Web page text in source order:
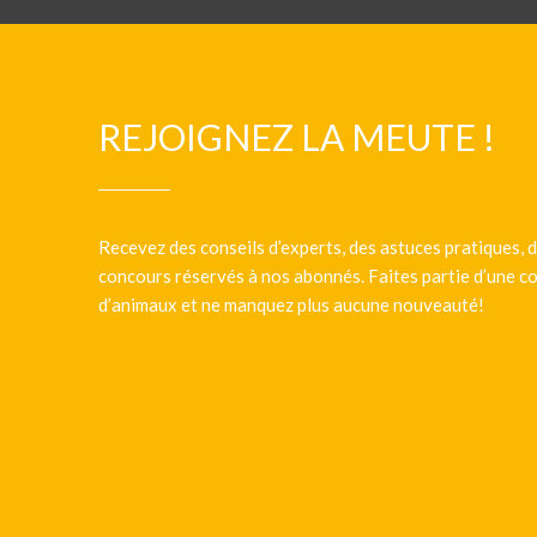
REJOIGNEZ LA MEUTE !
Recevez des conseils d’experts, des astuces
concours réservés à nos abonnés. Faites partie d’une
d’animaux et ne manquez plus aucune nouveauté!